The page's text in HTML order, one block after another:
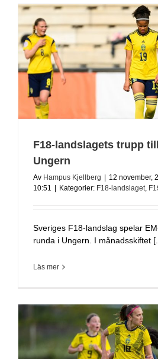
F18-landslagets trupp
Ungern
Av Hampus Kjellberg
12 november,
10:51
Kategorier: F18-landslaget,
Sveriges F18-landslag spelar
runda i Ungern. I månadsskiftet
Läs mer